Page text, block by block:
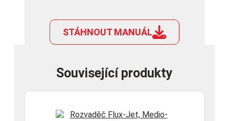
STÁHNOUT MANUÁL
Související produkty